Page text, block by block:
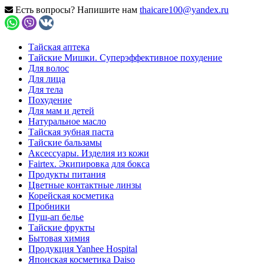
Есть вопросы? Напишите нам thaicare100@yandex.ru
Тайская аптека
Тайские Мишки. Суперэффективное похудение
Для волос
Для лица
Для тела
Похудение
Для мам и детей
Натуральное масло
Тайская зубная паста
Тайские бальзамы
Аксессуары. Изделия из кожи
Fairtex. Экипировка для бокса
Продукты питания
Цветные контактные линзы
Корейская косметика
Пробники
Пуш-ап белье
Тайские фрукты
Бытовая химия
Продукция Yanhee Hospital
Японская косметика Daiso